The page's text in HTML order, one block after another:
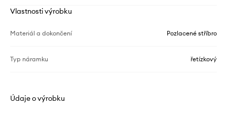
Vlastnosti výrobku
Materiál a dokončení Pozlacené stříbro
Typ náramku řetízkový
Údaje o výrobku